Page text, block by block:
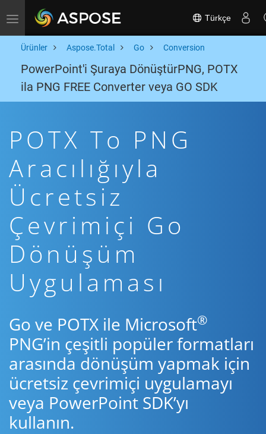
Toggle navigation Türkçe
Ürünler Aspose.Total Go Conversion
PowerPoint'i Şuraya DönüştürPNG, POTX
ila PNG FREE Converter veya GO SDK
POTX To PNG
Aracılığıyla
Ücretsiz
Çevrimiçi Go
Dönüşüm
Uygulaması
Go ve POTX ile Microsoft®
PNG’in çeşitli popüler formatları
arasında dönüşüm yapmak için
ücretsiz çevrimiçi uygulamayı
veya PowerPoint SDK’yı
kullanın.